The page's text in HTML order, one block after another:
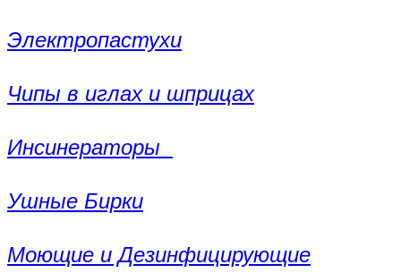
Электропастухи
Чипы в иглах и шприцах
Инсинераторы
Ушные Бирки
Моющие и Дезинфицирующие